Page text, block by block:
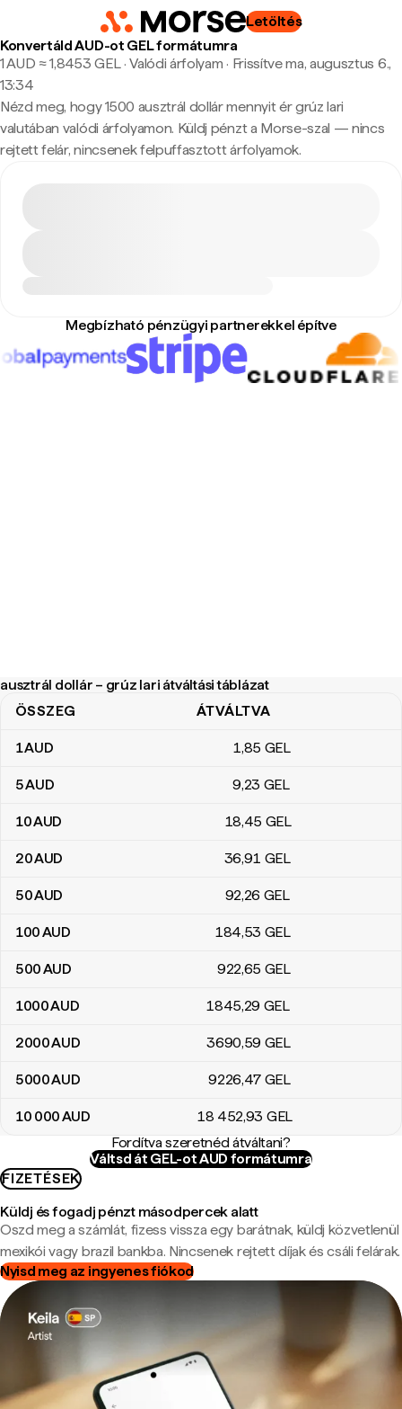
Letöltés
Konvertáld AUD-ot GEL formátumra
1 AUD ≈ 1,8453 GEL · Valódi árfolyam · Frissítve ma, augusztus 6.,
13:34
Nézd meg, hogy 1500 ausztrál dollár mennyit ér grúz lari
valutában valódi árfolyamon. Küldj pénzt a Morse-szal — nincs
rejtett felár, nincsenek felpuffasztott árfolyamok.
Megbízható pénzügyi partnerekkel építve
ausztrál dollár – grúz lari átváltási táblázat
ausztrál dollár – grúz lari átváltási táblázat
ÖSSZEG ÁTVÁLTVA
1AUD 1,85 GEL
5AUD 9,23 GEL
10AUD 18,45 GEL
20AUD 36,91 GEL
50AUD 92,26 GEL
100AUD 184,53 GEL
500AUD 922,65 GEL
1000AUD 1845,29 GEL
2000AUD 3690,59 GEL
5000AUD 9226,47 GEL
10 000AUD 18 452,93 GEL
Fordítva szeretnéd átváltani?
Váltsd át GEL-ot AUD formátumra
FIZETÉSEK
Küldj és fogadj pénzt másodpercek alatt
Oszd meg a számlát, fizess vissza egy barátnak, küldj közvetlenül
mexikói vagy brazil bankba. Nincsenek rejtett díjak és csáli felárak.
Nyisd meg az ingyenes fiókod